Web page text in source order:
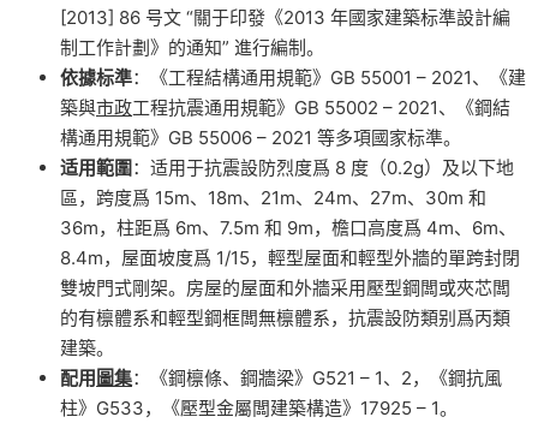
[2013] 86 号文 “關于印發《2013 年國家建築标準設計編
制工作計劃》的通知” 進行編制。
依據标準：《工程結構通用規範》GB 55001 – 2021、《建
築與市政工程抗震通用規範》GB 55002 – 2021、《鋼結
構通用規範》GB 55006 – 2021 等多項國家标準。
适用範圍：适用于抗震設防烈度爲 8 度（0.2g）及以下地
區，跨度爲 15m、18m、21m、24m、27m、30m 和
36m，柱距爲 6m、7.5m 和 9m，檐口高度爲 4m、6m、
8.4m，屋面坡度爲 1/15，輕型屋面和輕型外牆的單跨封閉
雙坡門式剛架。房屋的屋面和外牆采用壓型鋼闆或夾芯闆
的有檩體系和輕型鋼框闆無檩體系，抗震設防類别爲丙類
建築。
配用 圖集：《鋼檩條、鋼牆梁》G521 – 1、2，《鋼抗風
柱》G533，《壓型金屬闆建築構造》17925 – 1。